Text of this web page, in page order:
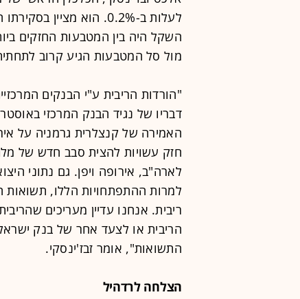
לעלות ב-0.2%. הוא
השקל היה בין המטבעות החזקים
מול סל המטבעות הגיע קרוב
"הורדות הריבית ע"י הבנקים
דבריו של נגיד הבנק המרכזי
האמירה של קנצלרית גרמניה על
חזק עשויות להצית סבב חדש של
לארה"ב, אירופה ויפן. גם נתוני
למרות ההתפתחויות הללו, תשואות
ריבית. אנחנו עדיין מעריכים
הריבית או לצעד אחר של בנק
התשואות", אומר זבז'ינסקי.
הצלחה לרדהיל